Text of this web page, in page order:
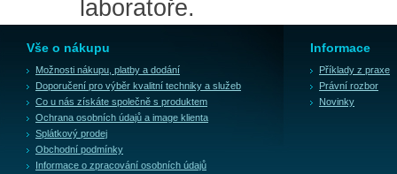
laboratoře.
Vše o nákupu
Možnosti nákupu, platby a dodání
Doporučení pro výběr kvalitní techniky a služeb
Co u nás získáte společně s produktem
Ochrana osobních údajů a image klienta
Splátkový prodej
Obchodní podmínky
Informace o zpracování osobních údajů
Informace
Příklady z praxe
Právní rozbor
Novinky